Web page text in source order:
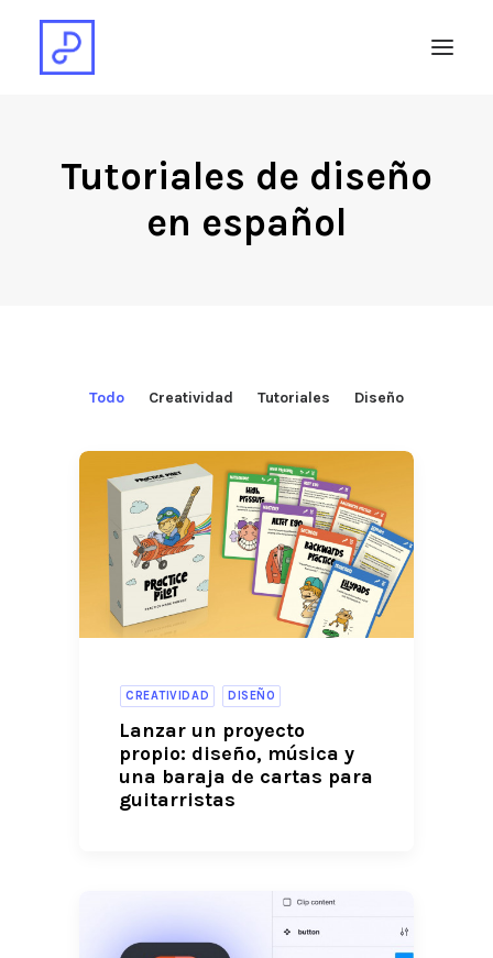
PROJECTOS
Tutoriales de diseño
en español
Todo Creatividad Tutoriales Diseño
CREATIVIDAD DISEÑO
Lanzar un proyecto
propio: diseño, música y
una baraja de cartas para
guitarristas